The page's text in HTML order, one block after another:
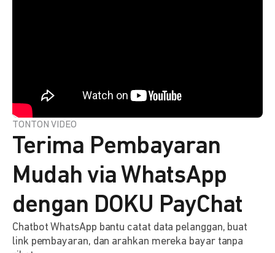
TONTON VIDEO
Terima Pembayaran
Mudah via WhatsApp
dengan DOKU PayChat
Chatbot WhatsApp bantu catat data pelanggan, buat
link pembayaran, dan arahkan mereka bayar tanpa